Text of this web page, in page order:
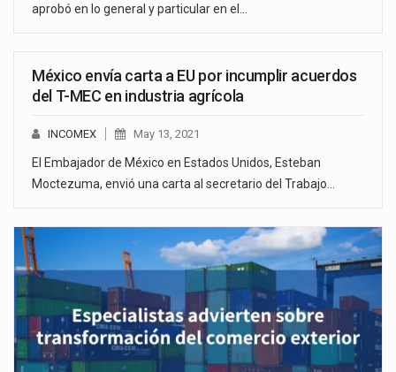
aprobó en lo general y particular en el…
México envía carta a EU por incumplir acuerdos
del T-MEC en industria agrícola
INCOMEX May 13, 2021
El Embajador de México en Estados Unidos, Esteban
Moctezuma, envió una carta al secretario del Trabajo…